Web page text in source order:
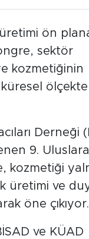
ön
sektör
kozmetiğinin
ölçekte
Derneği
9.
kozmetiği
üretimi ve
öne çıkıyor.
ve KÜAD